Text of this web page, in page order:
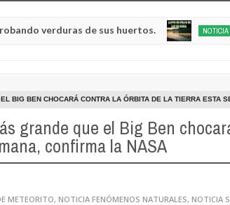
de sus huertos. NOTICIA
BIG BEN CHOCARÁ CONTRA LA ÓRBITA DE LA TIERRA ESTA
grande que el Big Ben
confirma la NASA
METEORITO, NOTICIA FENÓMENOS NATURALES, NOTICIA